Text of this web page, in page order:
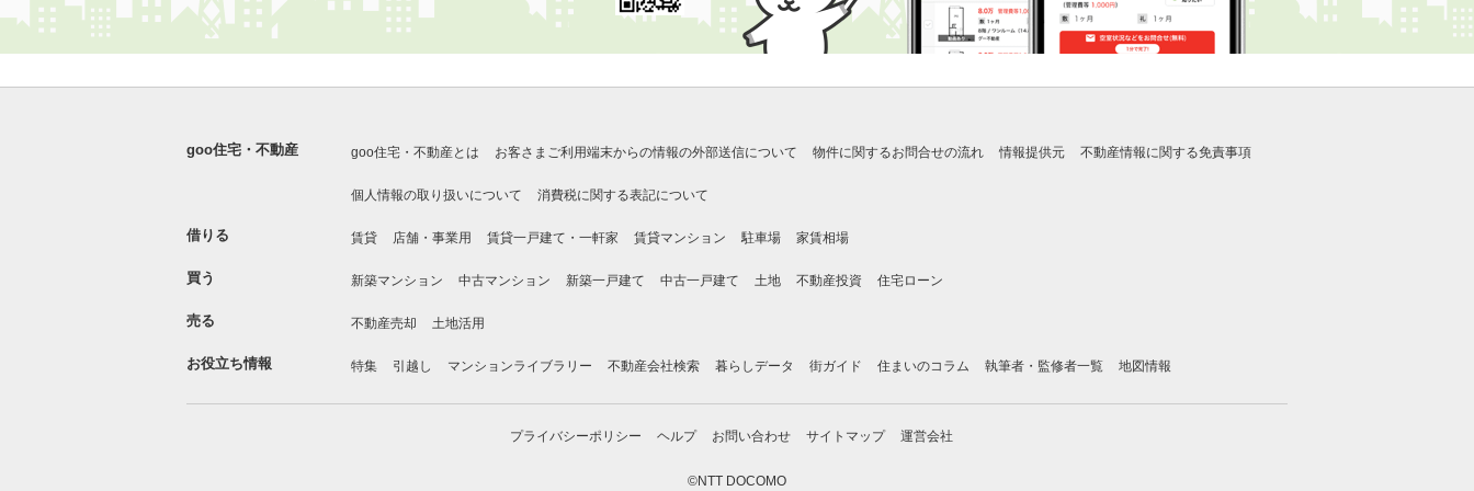
goo住宅・不動産 goo住宅・不動産とは お客さまご利用端末からの情報の外部送信について 物件に関するお問合せの流れ 情報提供元 不動産情報に関する免責事項
個人情報の取り扱いについて 消費税に関する表記について
借りる 賃貸 店舗・事業用 賃貸一戸建て・一軒家 賃貸マンション 駐車場 家賃相場
買う 新築マンション 中古マンション 新築一戸建て 中古一戸建て 土地 不動産投資 住宅ローン
売る 不動産売却 土地活用
お役立ち情報 特集 引越し マンションライブラリー 不動産会社検索 暮らしデータ 街ガイド 住まいのコラム 執筆者・監修者一覧 地図情報
プライバシーポリシー ヘルプ お問い合わせ サイトマップ 運営会社
©NTT DOCOMO